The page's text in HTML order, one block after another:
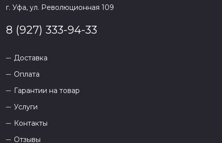
г. Уфа, ул. Революционная 109
8 (927) 333-94-33
Доставка
Оплата
Гарантии на товар
Услуги
Контакты
Отзывы